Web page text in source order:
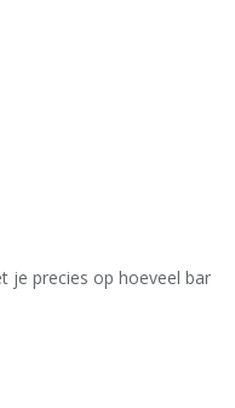
je precies op hoeveel bar